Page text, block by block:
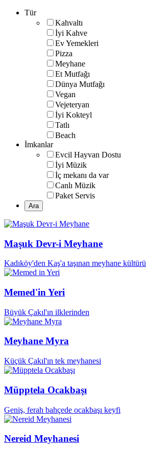
Tür
Kahvaltı
İyi Kahve
Ev Yemekleri
Pizza
Meyhane
Et Mutfağı
Dünya Mutfağı
Vegan
Vejeteryan
İyi Kokteyl
Tatlı
Beach
İmkanlar
Evcil Hayvan Dostu
İyi Müzik
İç mekanı da var
Canlı Müzik
Paket Servis
Maşuk Devr-i Meyhane
Kadıköy'den Kaş'a taşınan meyhane kültürü
Memed'in Yeri
Büyük Çakıl'ın ilklerinden
Meyhane Myra
Küçük Çakıl'ın tek meyhanesi
Müpptela Ocakbaşı
Geniş, ferah bahçede ocakbaşı keyfi
Nereid Meyhanesi